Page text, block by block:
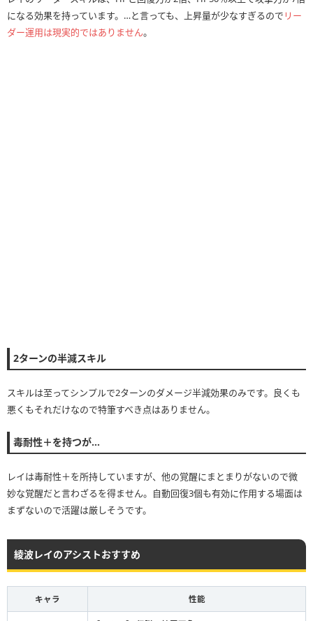
になる効果を持っています。…と言っても、上昇量が少なすぎるので リー
ダー運用は現実的ではありません。
2ターンの半減スキル
スキルは至ってシンプルで2ターンのダメージ半減効果のみです。良くも
悪くもそれだけなので特筆すべき点はありません。
毒耐性＋を持つが…
レイは毒耐性＋を所持していますが、他の覚醒にまとまりがないので微
妙な覚醒だと言わざるを得ません。自動回復3個も有効に作用する場面は
まずないので活躍は厳しそうです。
綾波レイのアシストおすすめ
キャラ 性能